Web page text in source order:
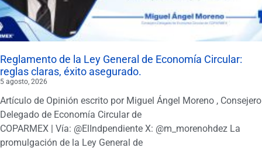
Reglamento de la Ley General de Economía Circular:
reglas claras, éxito asegurado.
5 agosto, 2026
Artículo de Opinión escrito por Miguel Ángel Moreno , Consejero
Delegado de Economía Circular de
COPARMEX | Vía: @ElIndpendiente X: @m_morenohdez La
promulgación de la Ley General de